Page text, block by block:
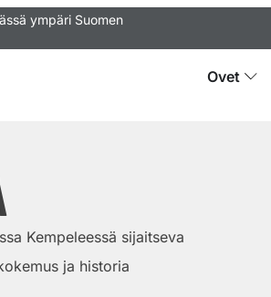
ympäri Suomen
Ovet
Kempeleessä sijaitseva
ja historia